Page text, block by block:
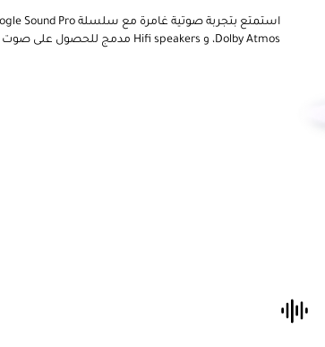
Dolby Atmos، و Hifi speakers مدمج للحصول على صوت قوي ونقي للغاية.